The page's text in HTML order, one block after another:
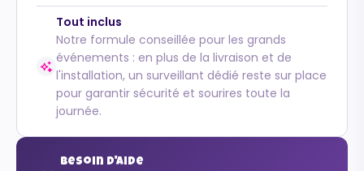
Tout inclus
Notre formule conseillée pour les grands
événements : en plus de la livraison et de
l'installation, un surveillant dédié reste sur place
pour garantir sécurité et sourires toute la
journée.
Besoin d'aide